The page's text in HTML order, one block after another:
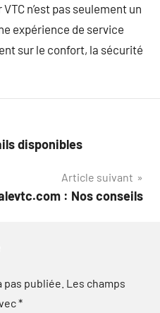
n’est pas seulement un
expérience de service
sur le confort, la sécurité
disponibles
Article suivant
: Nos conseils
publiée. Les champs
*